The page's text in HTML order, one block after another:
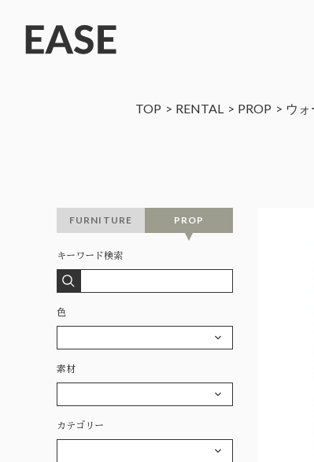
TOP RENTAL PROP ウォ
FURNITURE PROP
キーワード検索
色
素材
カテゴリー